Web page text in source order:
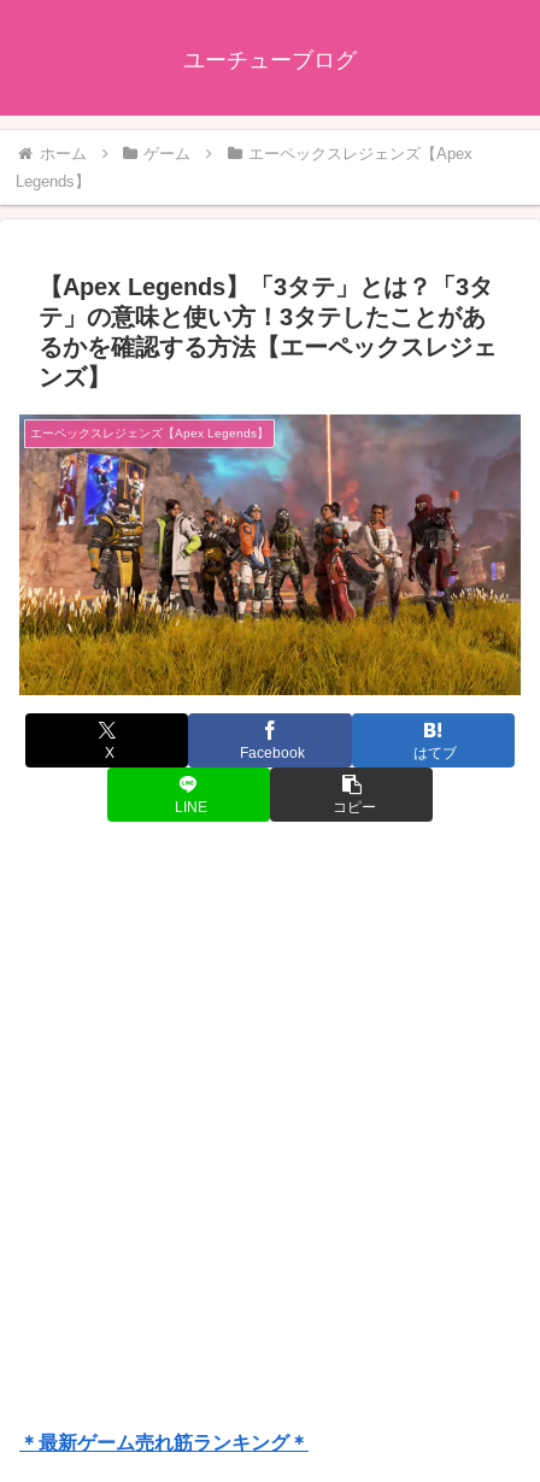
ユーチューブログ
ホーム ゲーム
エーペックスレジェンズ【Apex
Legends】
【Apex Legends】「3タテ」とは？「3タ
テ」の意味と使い方！3タテしたことがあ
るかを確認する方法【エーペックスレジェ
ンズ】
エーペックスレジェンズ【Apex Legends】
X Facebook はてブ
LINE コピー
＊最新ゲーム売れ筋ランキング＊